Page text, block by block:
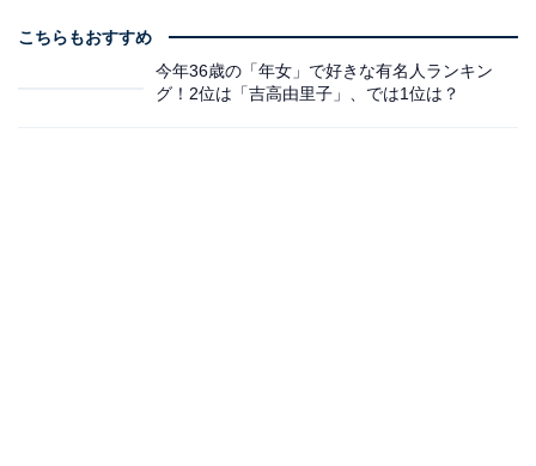
こちらもおすすめ
今年36歳の「年女」で好きな有名人ランキン
グ！2位は「吉高由里子」、では1位は？